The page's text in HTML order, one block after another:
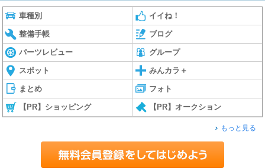
車種別 イイね！
整備手帳 ブログ
パーツレビュー グループ
スポット みんカラ＋
まとめ フォト
【PR】ショッピング 【PR】オークション
もっと見る